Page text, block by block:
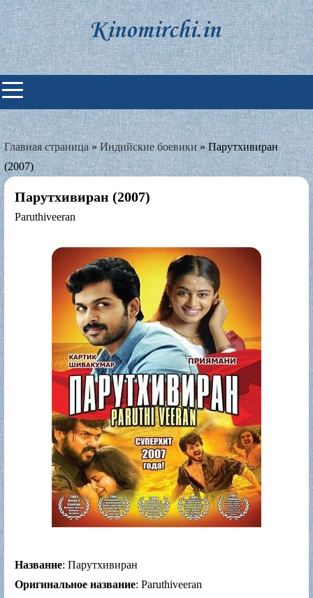
Skip
to
content
Индийские фильмы смотреть
онлайн
Главная страница»Индийские боевики»Парутхивиран
(2007)
Парутхивиран (2007)
Paruthiveeran
Название: Парутхивиран
Оригинальное название: Paruthiveeran